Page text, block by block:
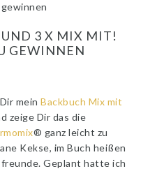
UND 3 X MIX MIT!
GEWINNEN
meinBackbuch Mix mit
zeige Dir das die
® ganz leicht zu
Kekse, im Buch heißen
Geplant hatte ich